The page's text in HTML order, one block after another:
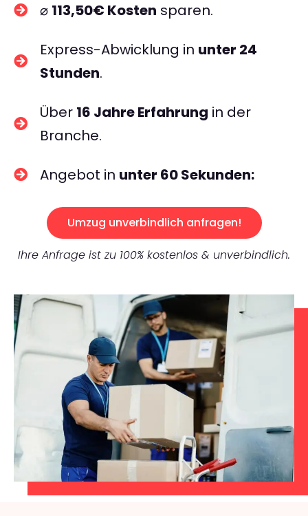
⌀ 113,50€ Kosten sparen.
Express-Abwicklung in unter 24
Stunden.
Über 16 Jahre Erfahrung in der
Branche.
Angebot in unter 60 Sekunden:
Umzug unverbindlich anfragen!
Ihre Anfrage ist zu 100% kostenlos & unverbindlich.